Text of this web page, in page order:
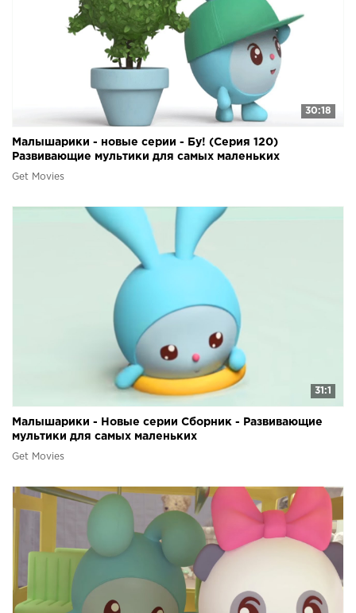
30:18
Малышарики - новые серии - Бу! (Серия 120)
Развивающие мультики для самых маленьких
Get Movies
31:1
Малышарики - Новые серии Сборник - Развивающие
мультики для самых маленьких
Get Movies